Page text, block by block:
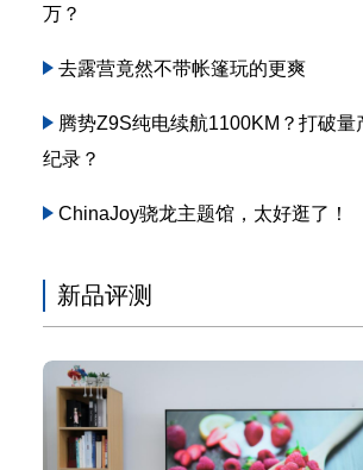
万？
去露营竟然不带帐篷玩的更爽
腾势Z9S纯电续航1100KM？打破量
纪录？
ChinaJoy骁龙主题馆，太好逛了！
新品评测